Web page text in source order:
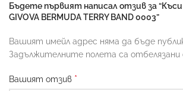
Бъдете първият написал отзив за
GIVOVA BERMUDA TERRY BAND 0003”
Вашият имейл адрес няма да бъде
Задължителните полета са отбелязани
Вашият отзив *